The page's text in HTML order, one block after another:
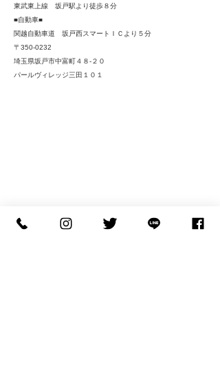
東武東上線 坂戸駅より徒歩８分
■自動車■
関越自動車道 坂戸西スマートＩＣより５分
〒350-0232
埼玉県坂戸市中富町４８-２０
パールヴィレッジ三田１０１